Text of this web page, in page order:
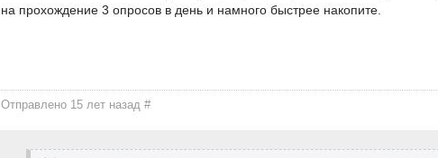
на прохождение 3 опросов в день и намного быстрее накопите.
Отправлено 15 лет назад#